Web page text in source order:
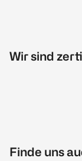
Wir sind
Finde uns